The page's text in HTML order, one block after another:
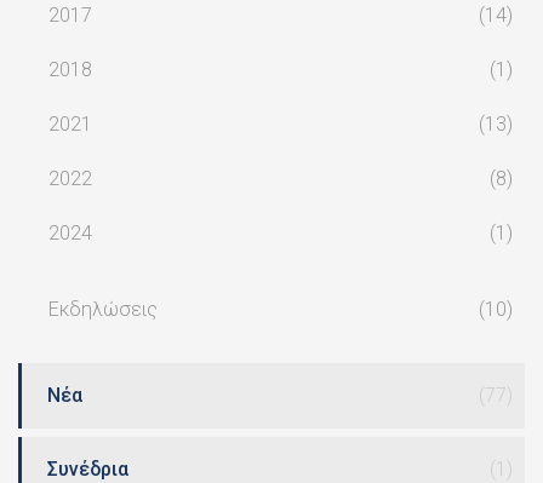
2017 (14)
2018 (1)
2021 (13)
2022 (8)
2024 (1)
Εκδηλώσεις (10)
Νέα (77)
Συνέδρια (1)